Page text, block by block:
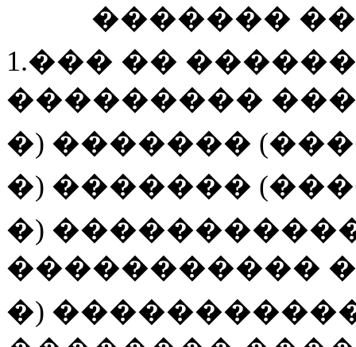
�������
1.��� ��
���������
�) �������
�) �������
�)
����������� �
�)